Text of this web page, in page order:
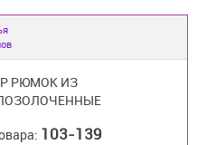
РЮМОК ИЗ
103-139